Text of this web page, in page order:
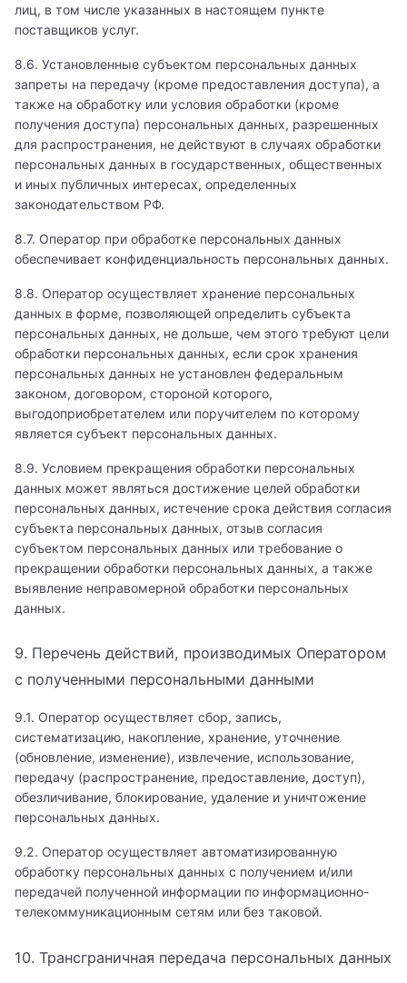
лиц, в том числе указанных в настоящем пункте
поставщиков услуг.
8.6. Установленные субъектом персональных данных
запреты на передачу (кроме предоставления доступа), а
также на обработку или условия обработки (кроме
получения доступа) персональных данных, разрешенных
для распространения, не действуют в случаях обработки
персональных данных в государственных, общественных
и иных публичных интересах, определенных
законодательством РФ.
8.7. Оператор при обработке персональных данных
обеспечивает конфиденциальность персональных данных.
8.8. Оператор осуществляет хранение персональных
данных в форме, позволяющей определить субъекта
персональных данных, не дольше, чем этого требуют цели
обработки персональных данных, если срок хранения
персональных данных не установлен федеральным
законом, договором, стороной которого,
выгодоприобретателем или поручителем по которому
является субъект персональных данных.
8.9. Условием прекращения обработки персональных
данных может являться достижение целей обработки
персональных данных, истечение срока действия согласия
субъекта персональных данных, отзыв согласия
субъектом персональных данных или требование о
прекращении обработки персональных данных, а также
выявление неправомерной обработки персональных
данных.
9. Перечень действий, производимых Оператором
с полученными персональными данными
9.1. Оператор осуществляет сбор, запись,
систематизацию, накопление, хранение, уточнение
(обновление, изменение), извлечение, использование,
передачу (распространение, предоставление, доступ),
обезличивание, блокирование, удаление и уничтожение
персональных данных.
9.2. Оператор осуществляет автоматизированную
обработку персональных данных с получением и/или
передачей полученной информации по информационно-
телекоммуникационным сетям или без таковой.
10. Трансграничная передача персональных данных
Детский инструктор ЛФК
Детский инфекционист
Детский кардиолог
Детский кардиохирург
Детский кинезиолог
Детский ЛОР-хирург
Детский маммолог
Детский мануальный терапевт
Детский массажист
Детский миколог
Детский нарколог
Детский невролог
Детский нейропсихолог
Детский нейрохирург
Детский нефролог
Детский нутрициолог
Детский онколог
Детский онколог-дерматолог
Детский ортодонт
Детский ортопед
Детский остеопат
Детский отоневролог
Детский пародонтолог